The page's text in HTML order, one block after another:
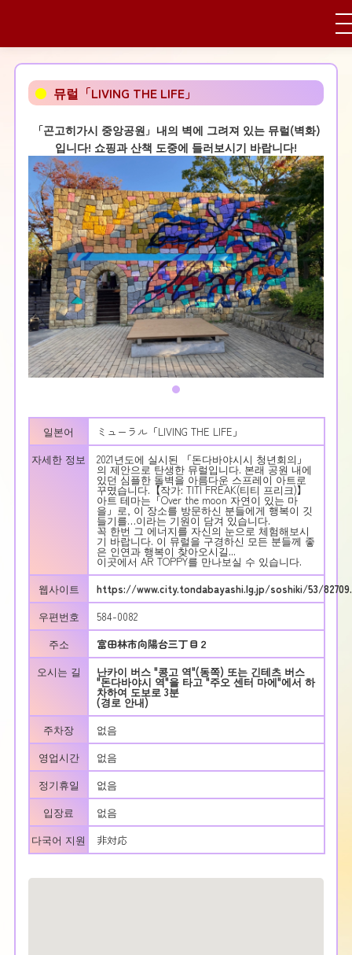
● 뮤럴「LIVING THE LIFE」
「곤고히가시 중앙공원」내의 벽에 그려져 있는 뮤럴(벽화)
입니다! 쇼핑과 산책 도중에 들러보시기 바랍니다!
일본어
ミューラル「LIVING THE LIFE」
자세한 정보
2021년도에 실시된 「돈다바야시시 청년회의」
의 제안으로 탄생한 뮤럴입니다. 본래 공원 내에
있던 심플한 돌벽을 아름다운 스프레이 아트로
꾸몄습니다.【작가: TITI FREAK(티티 프리크)】
아트 테마는「Over the moon 자연이 있는 마
을」로, 이 장소를 방문하신 분들에게 행복이 깃
들기를…이라는 기원이 담겨 있습니다.
꼭 한번 그 에너지를 자신의 눈으로 체험해보시
기 바랍니다. 이 뮤럴을 구경하신 모든 분들께 좋
은 인연과 행복이 찾아오시길...
이곳에서 AR TOPPY를 만나보실 수 있습니다.
웹사이트
https://www.city.tondabayashi.lg.jp/soshiki/53/
우편번호
584-0082
주소
富田林市向陽台三丁目２
오시는 길
난카이 버스 "콩고 역"(동쪽) 또는 긴테츠 버스
"돈다바야시 역"을 타고 "주오 센터 마에"에서 하
차하여 도보로 3분
(경로 안내)
주차장
없음
영업시간
없음
정기휴일
없음
입장료
없음
다국어 지원
非対応